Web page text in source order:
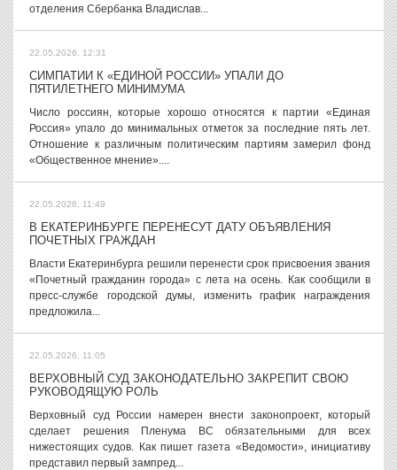
отделения Сбербанка Владислав...
22.05.2026, 12:31
СИМПАТИИ К «ЕДИНОЙ РОССИИ» УПАЛИ ДО
ПЯТИЛЕТНЕГО МИНИМУМА
Число россиян, которые хорошо относятся к партии «Единая
Россия» упало до минимальных отметок за последние пять лет.
Отношение к различным политическим партиям замерил фонд
«Общественное мнение»....
22.05.2026, 11:49
В ЕКАТЕРИНБУРГЕ ПЕРЕНЕСУТ ДАТУ ОБЪЯВЛЕНИЯ
ПОЧЕТНЫХ ГРАЖДАН
Власти Екатеринбурга решили перенести срок присвоения звания
«Почетный гражданин города» с лета на осень. Как сообщили в
пресс-службе городской думы, изменить график награждения
предложила...
22.05.2026, 11:05
ВЕРХОВНЫЙ СУД ЗАКОНОДАТЕЛЬНО ЗАКРЕПИТ СВОЮ
РУКОВОДЯЩУЮ РОЛЬ
Верховный суд России намерен внести законопроект, который
сделает решения Пленума ВС обязательными для всех
нижестоящих судов. Как пишет газета «Ведомости», инициативу
представил первый зампред...